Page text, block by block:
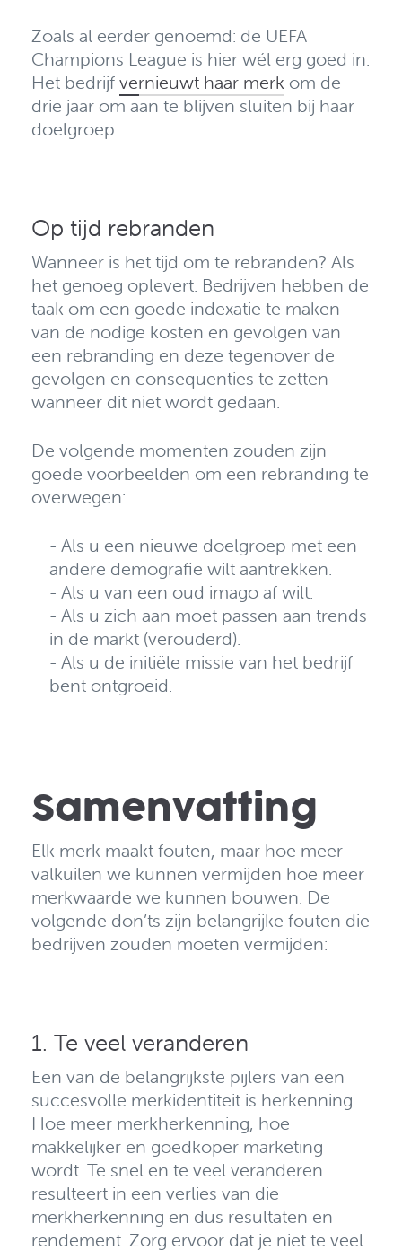
Zoals al eerder genoemd: de UEFA
Champions League is hier wél erg goed in.
Het bedrijf vernieuwt haar merk om de
drie jaar om aan te blijven sluiten bij haar
doelgroep.
Op tijd rebranden
Wanneer is het tijd om te rebranden? Als
het genoeg oplevert. Bedrijven hebben de
taak om een goede indexatie te maken
van de nodige kosten en gevolgen van
een rebranding en deze tegenover de
gevolgen en consequenties te zetten
wanneer dit niet wordt gedaan.
De volgende momenten zouden zijn
goede voorbeelden om een rebranding te
overwegen:
- Als u een nieuwe doelgroep met een
andere demografie wilt aantrekken.
- Als u van een oud imago af wilt.
- Als u zich aan moet passen aan trends
in de markt (verouderd).
- Als u de initiële missie van het bedrijf
bent ontgroeid.
Samenvatting
Elk merk maakt fouten, maar hoe meer
valkuilen we kunnen vermijden hoe meer
merkwaarde we kunnen bouwen. De
volgende don’ts zijn belangrijke fouten die
bedrijven zouden moeten vermijden:
1. Te veel veranderen
Een van de belangrijkste pijlers van een
succesvolle merkidentiteit is herkenning.
Hoe meer merkherkenning, hoe
makkelijker en goedkoper marketing
wordt. Te snel en te veel veranderen
resulteert in een verlies van die
merkherkenning en dus resultaten en
rendement. Zorg ervoor dat je niet te veel